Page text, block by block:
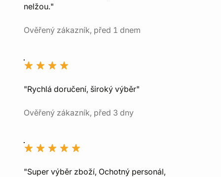
nelžou."
Ověřený zákazník, před 1 dnem
"Rychlá doručení, široký výběr"
Ověřený zákazník, před 3 dny
"Super výběr zboží, Ochotný personál,